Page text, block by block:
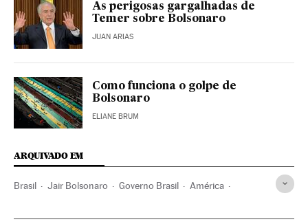
As perigosas gargalhadas de
Temer sobre Bolsonaro
JUAN ARIAS
Como funciona o golpe de
Bolsonaro
ELIANE BRUM
ARQUIVADO EM
Brasil Jair Bolsonaro Governo Brasil América